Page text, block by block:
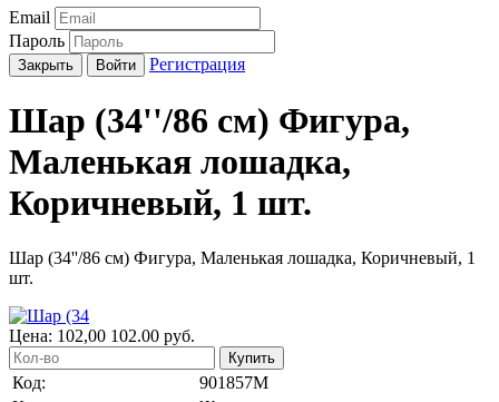
Email
Пароль
Закрыть Войти Регистрация
Шар (34''/86 см) Фигура,
Маленькая лошадка,
Коричневый, 1 шт.
Шар (34''/86 см) Фигура, Маленькая лошадка, Коричневый, 1
шт.
Цена: 102,00 102.00 руб.
Купить
Код:
901857M